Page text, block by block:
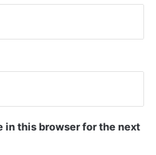
in this browser for the next